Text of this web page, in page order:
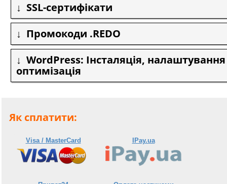
SSL-сертифікати
Промокоди .REDO
WordPress: Інсталяція,
оптимізація
Як сплатити:
Visa / MasterCard IPay.ua